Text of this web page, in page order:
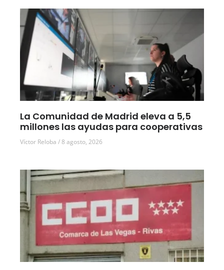
La Comunidad de Madrid eleva a 5,5
millones las ayudas para cooperativas
Víctor Reloba 8 agosto, 2026